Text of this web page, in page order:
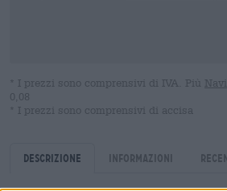
* I prezzi sono comprensivi di IVA. Più
0,08
* I prezzi sono comprensivi di accisa
Descrizione Informazioni